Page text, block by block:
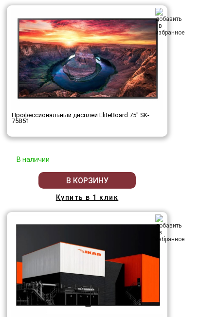
Профессиональный дисплей EliteBoard 75" SK-
75B51
В наличии
В КОРЗИНУ
Купить в 1 клик